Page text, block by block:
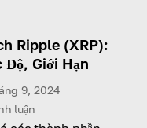
Ripple (XRP):
Độ, Giới Hạn
9, 2024
luận